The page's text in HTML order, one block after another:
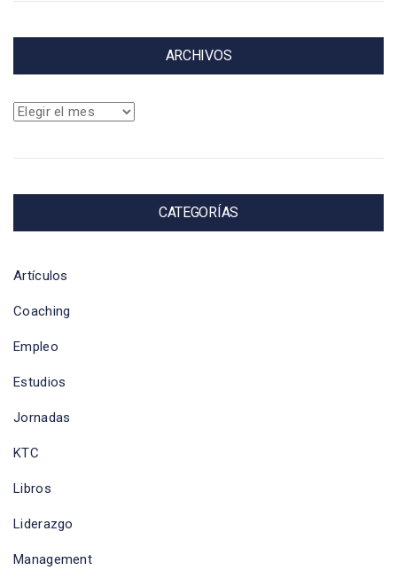
ARCHIVOS
Archivos
CATEGORÍAS
Artículos
Coaching
Empleo
Estudios
Jornadas
KTC
Libros
Liderazgo
Management